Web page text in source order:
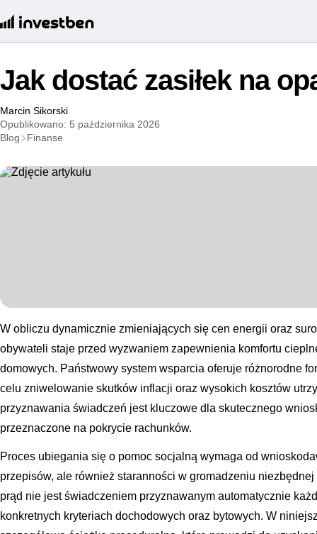
Jak dostać zasiłek na
Marcin Sikorski
Opublikowano: 5 października 2026
Blog
Finanse
W obliczu dynamicznie zmieniających się cen energii oraz
obywateli staje przed wyzwaniem zapewnienia komfortu
domowych. Państwowy system wsparcia oferuje różnorodne
celu zniwelowanie skutków inflacji oraz wysokich kosztów
przyznawania świadczeń jest kluczowe dla skutecznego
przeznaczone na pokrycie rachunków.
Proces ubiegania się o pomoc socjalną wymaga od
przepisów, ale również staranności w gromadzeniu niezbędnej
prąd nie jest świadczeniem przyznawanym automatycznie
konkretnych kryteriach dochodowych oraz bytowych. W